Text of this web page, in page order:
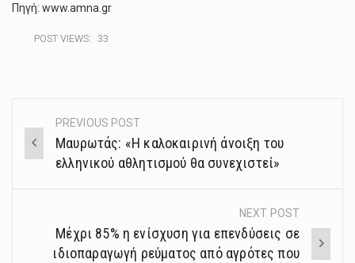
Πηγή: www.amna.gr
POST VIEWS: 33
Post
navigation
PREVIOUS POST
Μαυρωτάς: «Η καλοκαιρινή άνοιξη του
ελληνικού αθλητισμού θα συνεχιστεί»
NEXT POST
Μέχρι 85% η ενίσχυση για επενδύσεις σε
ιδιοπαραγωγή ρεύματος από αγρότες που